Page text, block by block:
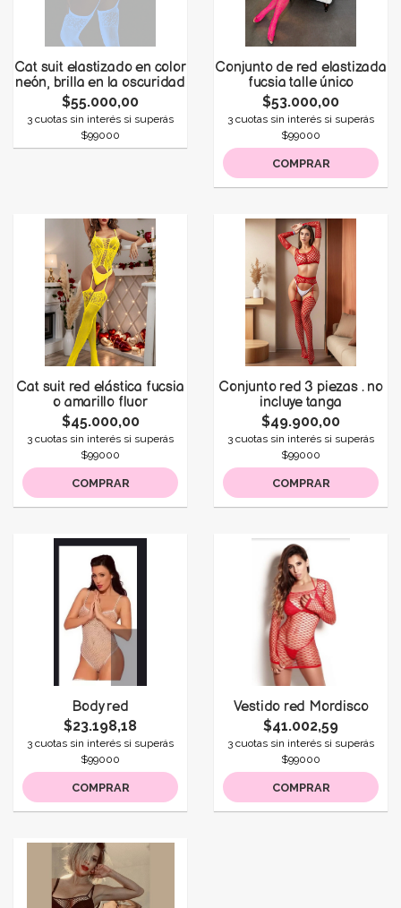
Cat suit elastizado en color
neón, brilla en la oscuridad
$55.000,00
3 cuotas sin interés si superás
$99000
Conjunto de red elastizada
fucsia talle único
$53.000,00
3 cuotas sin interés si superás
$99000
COMPRAR
Cat suit red elástica fucsia
o amarillo fluor
$45.000,00
3 cuotas sin interés si superás
$99000
COMPRAR
Conjunto red 3 piezas . no
incluye tanga
$49.900,00
3 cuotas sin interés si superás
$99000
COMPRAR
Body red
$23.198,18
3 cuotas sin interés si superás
$99000
COMPRAR
Vestido red Mordisco
$41.002,59
3 cuotas sin interés si superás
$99000
COMPRAR